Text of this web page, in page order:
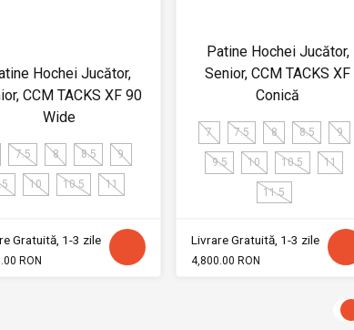
Hochei Jucător,
CCM TACKS XF 90
Wide
7.5 8 8.5 9
10 10.5 11
Gratuită, 1-3 zile
RON
Patine Hochei Jucător,
Senior, CCM TACKS XF
Conică
7 7.5 8 8.5 9
9.5 10 10.5 11
11.5
Livrare Gratuită, 1-3 zile
4,800.00 RON